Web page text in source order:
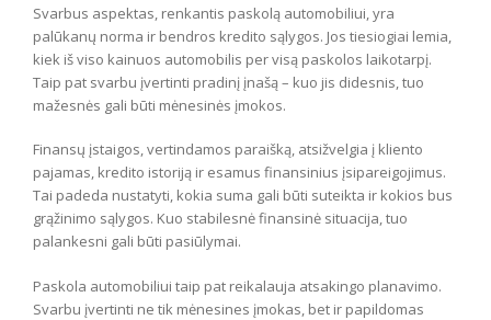
Svarbus aspektas, renkantis paskolą automobiliui, yra
palūkanų norma ir bendros kredito sąlygos. Jos tiesiogiai lemia,
kiek iš viso kainuos automobilis per visą paskolos laikotarpį.
Taip pat svarbu įvertinti pradinį įnašą – kuo jis didesnis, tuo
mažesnės gali būti mėnesinės įmokos.
Finansų įstaigos, vertindamos paraišką, atsižvelgia į kliento
pajamas, kredito istoriją ir esamus finansinius įsipareigojimus.
Tai padeda nustatyti, kokia suma gali būti suteikta ir kokios bus
grąžinimo sąlygos. Kuo stabilesnė finansinė situacija, tuo
palankesni gali būti pasiūlymai.
Paskola automobiliui taip pat reikalauja atsakingo planavimo.
Svarbu įvertinti ne tik mėnesines įmokas, bet ir papildomas